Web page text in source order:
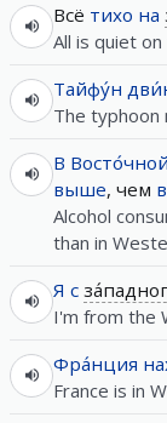
Всё тихо на
All is quiet
Тайфу́н
The typhoon
В Восто́чной
выше, чем в
Alcohol
than in
Я с
I'm from the
Фра́нция
France is in